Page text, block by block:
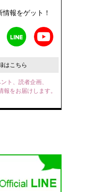
情報をゲット！
はこちら
ト、読者企画、
をお届けします。